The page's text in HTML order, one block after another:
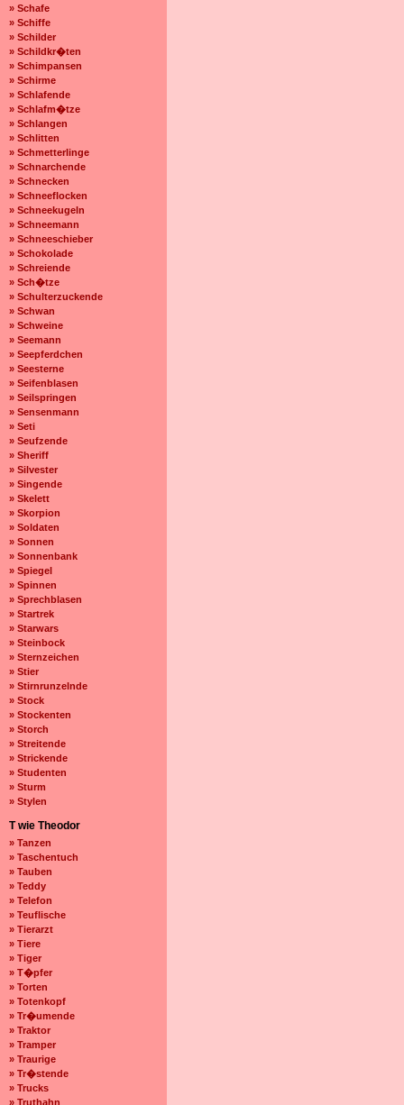
» Schafe
» Schiffe
» Schilder
» Schildkr�ten
» Schimpansen
» Schirme
» Schlafende
» Schlafm�tze
» Schlangen
» Schlitten
» Schmetterlinge
» Schnarchende
» Schnecken
» Schneeflocken
» Schneekugeln
» Schneemann
» Schneeschieber
» Schokolade
» Schreiende
» Sch�tze
» Schulterzuckende
» Schwan
» Schweine
» Seemann
» Seepferdchen
» Seesterne
» Seifenblasen
» Seilspringen
» Sensenmann
» Seti
» Seufzende
» Sheriff
» Silvester
» Singende
» Skelett
» Skorpion
» Soldaten
» Sonnen
» Sonnenbank
» Spiegel
» Spinnen
» Sprechblasen
» Startrek
» Starwars
» Steinbock
» Sternzeichen
» Stier
» Stirnrunzelnde
» Stock
» Stockenten
» Storch
» Streitende
» Strickende
» Studenten
» Sturm
» Stylen
T wie Theodor
» Tanzen
» Taschentuch
» Tauben
» Teddy
» Telefon
» Teuflische
» Tierarzt
» Tiere
» Tiger
» T�pfer
» Torten
» Totenkopf
» Tr�umende
» Traktor
» Tramper
» Traurige
» Tr�stende
» Trucks
» Truthahn